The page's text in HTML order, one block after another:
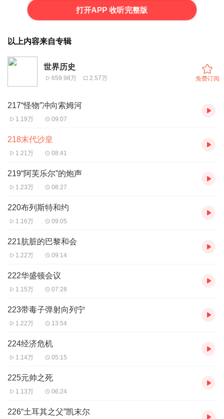
打开APP 收听完整版
以上内容来自专辑
世界历史
659.98万 2.57万 免费订阅
217“怪物”冲向索姆河
1.19万 09:07
218末代沙皇
1.21万 08:41
219“阿芙乐尔”的炮声
1.23万 08:27
220布列斯特和约
1.16万 09:05
221肮脏的巴黎和会
1.22万 09:14
222华盛顿会议
1.15万 07:28
223带毒子弹射向列宁
1.22万 13:54
224经济危机
1.14万 05:15
225元帅之死
1.13万 06:24
226“土耳其之父”凯末尔